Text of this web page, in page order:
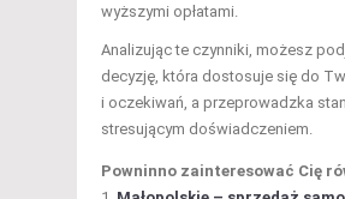
wyższymi opłatami.
Analizując te czynniki, możesz
decyzję, która dostosuje się do
i oczekiwań, a przeprowadzka
stresującym doświadczeniem.
Powninno zainteresować Cię